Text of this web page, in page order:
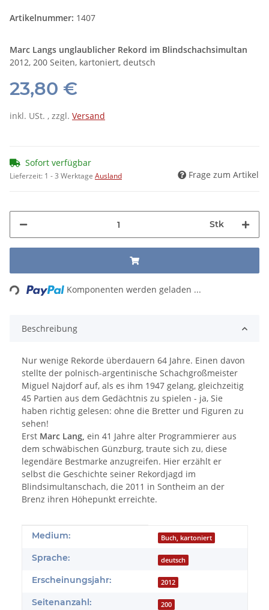
Artikelnummer: 1407
Marc Langs unglaublicher Rekord im Blindschachsimultan
2012, 200 Seiten, kartoniert, deutsch
23,80 €
inkl. USt. , zzgl. Versand
Sofort verfügbar
Lieferzeit: 1 - 3 Werktage Ausland Frage zum Artikel
Stk
Komponenten werden geladen ...
Beschreibung
Nur wenige Rekorde überdauern 64 Jahre. Einen davon
stellte der polnisch-argentinische Schachgroßmeister
Miguel Najdorf auf, als es ihm 1947 gelang, gleichzeitig
45 Partien aus dem Gedächtnis zu spielen - ja, Sie
haben richtig gelesen: ohne die Bretter und Figuren zu
sehen!
Erst Marc Lang, ein 41 Jahre alter Programmierer aus
dem schwäbischen Günzburg, traute sich zu, diese
legendäre Bestmarke anzugreifen. Hier erzählt er
selbst die Geschichte seiner Rekordjagd im
Blindsimultanschach, die 2011 in Sontheim an der
Brenz ihren Höhepunkt erreichte.
Produkteigenschaft
Wert
Medium: Buch, kartoniert
Sprache: deutsch
Erscheinungsjahr: 2012
Seitenanzahl: 200